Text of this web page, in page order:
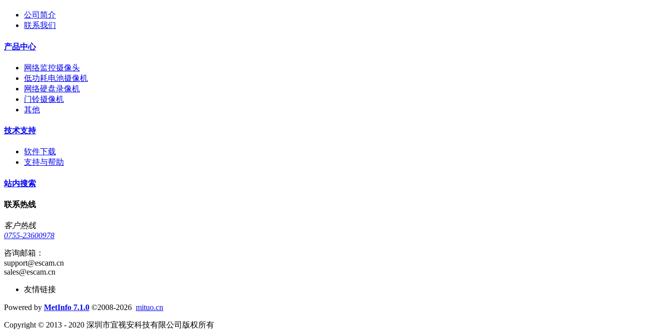
公司简介
联系我们
产品中心
网络监控摄像头
低功耗电池摄像机
网络硬盘录像机
门铃摄像机
其他
技术支持
软件下载
支持与帮助
站内搜索
联系热线
客户热线
0755-23600978
咨询邮箱：
support@escam.cn
sales@escam.cn
友情链接
Powered by MetInfo 7.1.0 ©2008-2026 mituo.cn
Copyright © 2013 - 2020 深圳市宜视安科技有限公司版权所有